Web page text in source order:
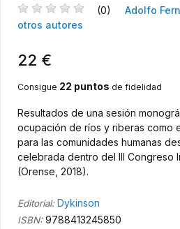
(0)
Adolfo
otros autores
22 €
Consigue 22 puntos de fidelidad
Resultados de una sesión
ocupación de ríos y riberas como
para las comunidades humanas
celebrada dentro del III Congreso
(Orense, 2018).
Editorial: Dykinson
ISBN:9788413245850